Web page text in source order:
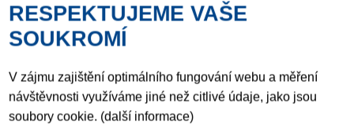
>70%
Aktivní objem:
1000 ml
Minimální zjistitelná
aktivita:
<10 Bq/m
RESPEKTUJEME VAŠE
SOUKROMÍ
V zájmu zajištění optimálního fungování webu a měření
návštěvnosti využíváme jiné než citlivé údaje, jako jsou
soubory cookie. (další informace)